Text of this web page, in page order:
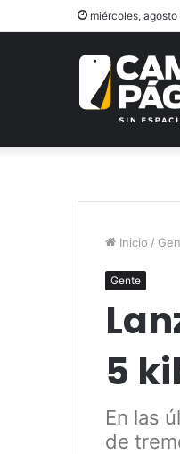
miércoles,
Inicio /
Gente
5
En las
de